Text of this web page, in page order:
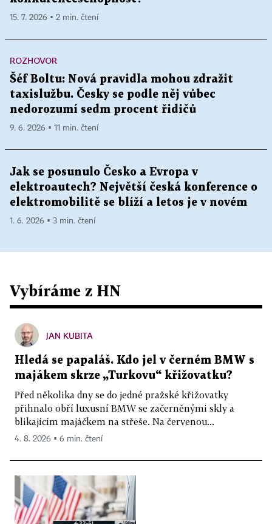
15. 7. 2026 ▪ 2 min. čtení
ROZHOVOR
Šéf Boltu: Nová pravidla mohou zdražit
taxislužbu. Česky se podle něj vůbec
nedorozumí sedm procent řidičů
9. 6. 2026 ▪ 11 min. čtení
Jak se posunulo Česko a Evropa v
elektroautech? Největší česká konference o
elektromobilitě se blíží a letos je v novém
1. 6. 2026 ▪ 3 min. čtení
Vybíráme z HN
JAN KUBITA
Hledá se papaláš. Kdo jel v černém BMW s
majákem skrze „Turkovu“ křižovatku?
Před několika dny se do jedné pražské křižovatky
přihnalo obří luxusní BMW se začerněnými skly a
blikajícím majáčkem na střeše. Na červenou...
4. 8. 2026 ▪ 6 min. čtení